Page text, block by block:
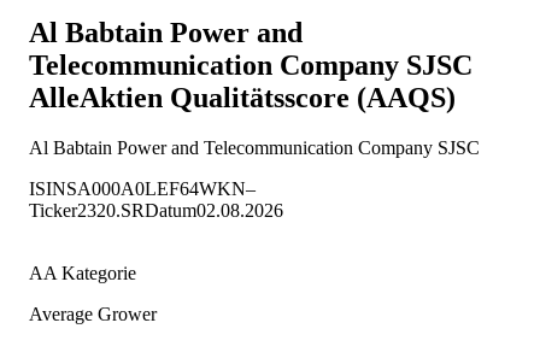
Al Babtain Power and
Telecommunication Company SJSC
AlleAktien Qualitätsscore (AAQS)
Al Babtain Power and Telecommunication Company SJSC
ISINSA000A0LEF64WKN–
Ticker2320.SRDatum02.08.2026
AA Kategorie
Average Grower